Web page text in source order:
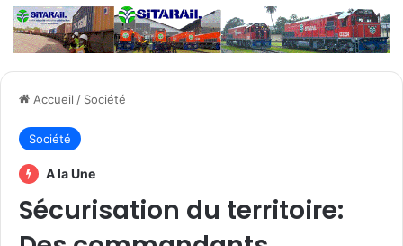
Accueil / Société
Société
A la Une
Sécurisation du territoire: